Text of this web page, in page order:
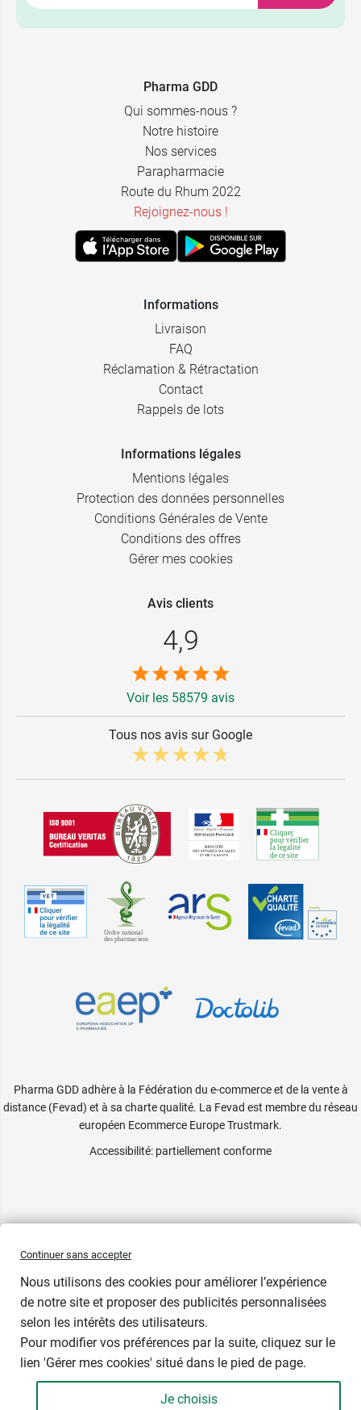
Couleur
2,39 € 40 ml
Pharma GDD
Qui sommes-nous ?
Notre histoire
Nos services
Parapharmacie
Route du Rhum 2022
Rejoignez-nous !
Informations
Livraison
FAQ
Réclamation & Rétractation
Contact
Rappels de lots
Informations légales
Mentions légales
Protection des données personnelles
Conditions Générales de Vente
Conditions des offres
Gérer mes cookies
Avis clients
4,9
Voir les 58579 avis
Tous nos avis sur Google
Pharma GDD adhère à la Fédération du e-commerce et de la vente à
distance (Fevad) et à sa charte qualité. La Fevad est membre du réseau
européen Ecommerce Europe Trustmark.
Accessibilité: partiellement conforme
Continuer sans accepter
Nous utilisons des cookies pour améliorer l’expérience
de notre site et proposer des publicités personnalisées
selon les intérêts des utilisateurs.
Pour modifier vos préférences par la suite, cliquez sur le
lien 'Gérer mes cookies' situé dans le pied de page.
Je choisis